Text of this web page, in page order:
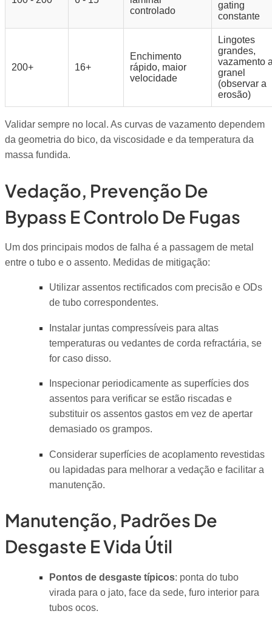
controlado
gating
constante
200+ 16+
Enchimento
rápido, maior
velocidade
Lingotes
grandes,
vazamento
granel
(observar a
erosão)
Validar sempre no local. As curvas de vazamento dependem
da geometria do bico, da viscosidade e da temperatura da
massa fundida.
Vedação, Prevenção De
Bypass E Controlo De Fugas
Um dos principais modos de falha é a passagem de metal
entre o tubo e o assento. Medidas de mitigação:
Utilizar assentos rectificados com precisão e ODs
de tubo correspondentes.
Instalar juntas compressíveis para altas
temperaturas ou vedantes de corda refractária, se
for caso disso.
Inspecionar periodicamente as superfícies dos
assentos para verificar se estão riscadas e
substituir os assentos gastos em vez de apertar
demasiado os grampos.
Considerar superfícies de acoplamento revestidas
ou lapidadas para melhorar a vedação e facilitar a
manutenção.
Manutenção, Padrões De
Desgaste E Vida Útil
Pontos de desgaste típicos: ponta do tubo
virada para o jato, face da sede, furo interior para
tubos ocos.